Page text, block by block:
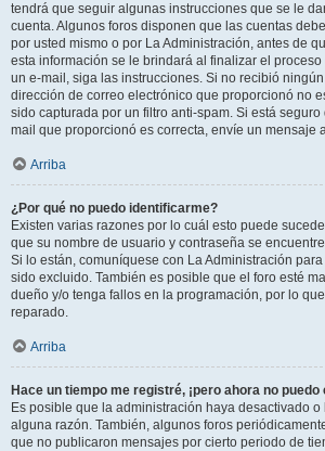
tendrá que seguir algunas instrucciones que se le
cuenta. Algunos foros disponen que las cuentas
por usted mismo o por La Administración, antes de
esta información se le brindará al finalizar el
un e-mail, siga las instrucciones. Si no recibió
dirección de correo electrónico que proporcionó no
sido capturada por un filtro anti-spam. Si está
mail que proporcionó es correcta, envíe un mensaje
Arriba
¿Por qué no puedo identificarme?
Existen varias razones por lo cuál esto puede
que su nombre de usuario y contraseña se
Si lo están, comuníquese con La Administración
sido excluido. También es posible que el foro esté
dueño y/o tenga fallos en la programación, por lo
reparado.
Arriba
Hace un tiempo me registré, ¡pero ahora no
Es posible que la administración haya desactivado
alguna razón. También, algunos foros
que no publicaron mensajes por cierto periodo de